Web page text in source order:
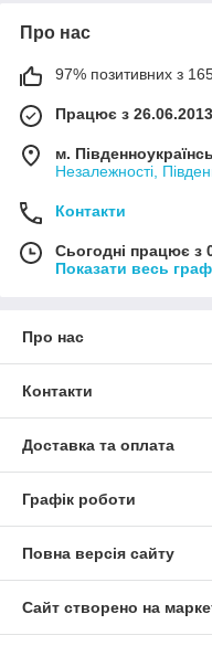
Про нас
97% позитивних з 165
Працює з 26.06.2013
м.
Незалежності,
Контакти
Сьогодні працює з
Показати весь
Про нас
Контакти
Доставка та оплата
Графік роботи
Повна версія сайту
Сайт створено на